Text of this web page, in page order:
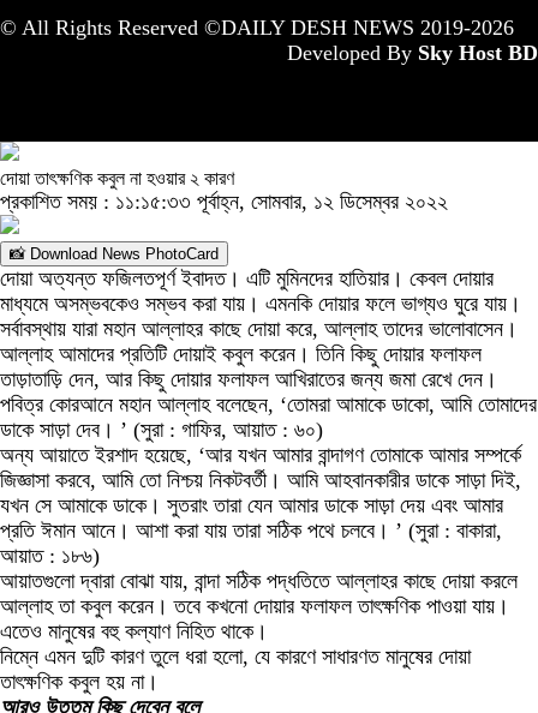
© All Rights Reserved ©DAILY DESH NEWS 2019-2026
Developed By Sky Host BD
দোয়া তাৎক্ষণিক কবুল না হওয়ার ২ কারণ
প্রকাশিত সময় : ১১:১৫:৩৩ পূর্বাহ্ন, সোমবার, ১২ ডিসেম্বর ২০২২
📸 Download News PhotoCard
দোয়া অত্যন্ত ফজিলতপূর্ণ ইবাদত। এটি মুমিনদের হাতিয়ার। কেবল দোয়ার
মাধ্যমে অসম্ভবকেও সম্ভব করা যায়। এমনকি দোয়ার ফলে ভাগ্যও ঘুরে যায়।
সর্বাবস্থায় যারা মহান আল্লাহর কাছে দোয়া করে, আল্লাহ তাদের ভালোবাসেন।
আল্লাহ আমাদের প্রতিটি দোয়াই কবুল করেন। তিনি কিছু দোয়ার ফলাফল
তাড়াতাড়ি দেন, আর কিছু দোয়ার ফলাফল আখিরাতের জন্য জমা রেখে দেন।
পবিত্র কোরআনে মহান আল্লাহ বলেছেন, ‘তোমরা আমাকে ডাকো, আমি তোমাদের
ডাকে সাড়া দেব। ’ (সুরা : গাফির, আয়াত : ৬০)
অন্য আয়াতে ইরশাদ হয়েছে, ‘আর যখন আমার বান্দাগণ তোমাকে আমার সম্পর্কে
জিজ্ঞাসা করবে, আমি তো নিশ্চয় নিকটবর্তী। আমি আহবানকারীর ডাকে সাড়া দিই,
যখন সে আমাকে ডাকে। সুতরাং তারা যেন আমার ডাকে সাড়া দেয় এবং আমার
প্রতি ঈমান আনে। আশা করা যায় তারা সঠিক পথে চলবে। ’ (সুরা : বাকারা,
আয়াত : ১৮৬)
আয়াতগুলো দ্বারা বোঝা যায়, বান্দা সঠিক পদ্ধতিতে আল্লাহর কাছে দোয়া করলে
আল্লাহ তা কবুল করেন। তবে কখনো দোয়ার ফলাফল তাৎক্ষণিক পাওয়া যায়।
এতেও মানুষের বহু কল্যাণ নিহিত থাকে।
নিম্নে এমন দুটি কারণ তুলে ধরা হলো, যে কারণে সাধারণত মানুষের দোয়া
তাৎক্ষণিক কবুল হয় না।
আরও উত্তম কিছু দেবেন বলে